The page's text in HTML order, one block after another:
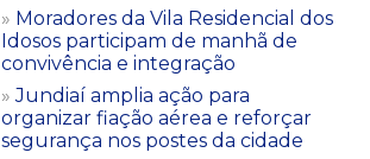
Moradores da Vila Residencial dos
Idosos participam de manhã de
convivência e integração
Jundiaí amplia ação para
organizar fiação aérea e reforçar
segurança nos postes da cidade